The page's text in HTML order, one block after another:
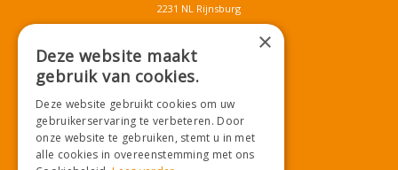
2231 NL Rijnsburg
T.071-4080959
info@tuincentrumdemooij.nl
Download onze App!
×
Deze website maakt
gebruik van cookies.
Deze website gebruikt cookies om uw
gebruikerservaring te verbeteren. Door
onze website te gebruiken, stemt u in met
alle cookies in overeenstemming met ons